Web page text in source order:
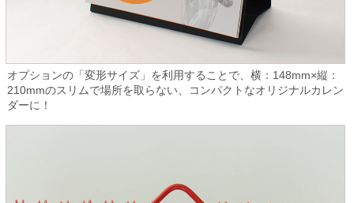
オプションの「変形サイズ」を利用することで、横：148mm×縦：
210mmのスリムで場所を取らない、コンパクトなオリジナルカレン
ダーに！